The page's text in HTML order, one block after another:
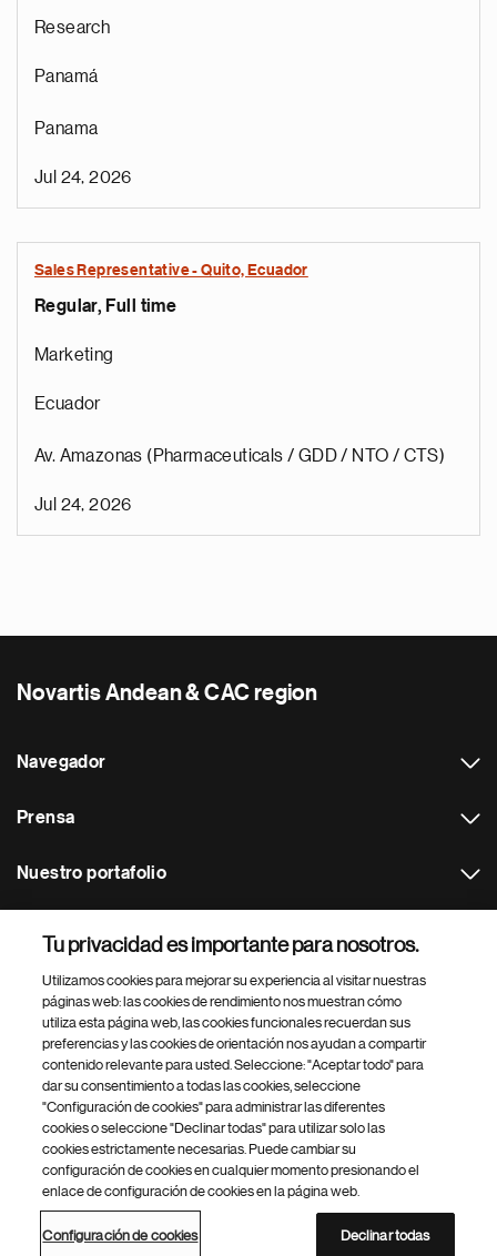
Research
Panamá
Panama
Jul 24, 2026
Sales Representative - Quito, Ecuador
Regular, Full time
Marketing
Ecuador
Av. Amazonas (Pharmaceuticals / GDD / NTO / CTS)
Jul 24, 2026
Novartis Andean & CAC region
Navegador
Prensa
Nuestro portafolio
Footer Site Search
inferior
del
© 2026 Novartis AG
Política de privacidad Términos de uso
Accesibilidad
Configuración de cookies
Mapa del sitio
Tu privacidad es importante para nosotros.
Utilizamos cookies para mejorar su experiencia al visitar nuestras
páginas web: las cookies de rendimiento nos muestran cómo
utiliza esta página web, las cookies funcionales recuerdan sus
preferencias y las cookies de orientación nos ayudan a compartir
contenido relevante para usted. Seleccione: "Aceptar todo" para
dar su consentimiento a todas las cookies, seleccione
"Configuración de cookies" para administrar las diferentes
cookies o seleccione "Declinar todas" para utilizar solo las
cookies estrictamente necesarias. Puede cambiar su
configuración de cookies en cualquier momento presionando el
enlace de configuración de cookies en la página web.
Configuración de cookies Declinar todas